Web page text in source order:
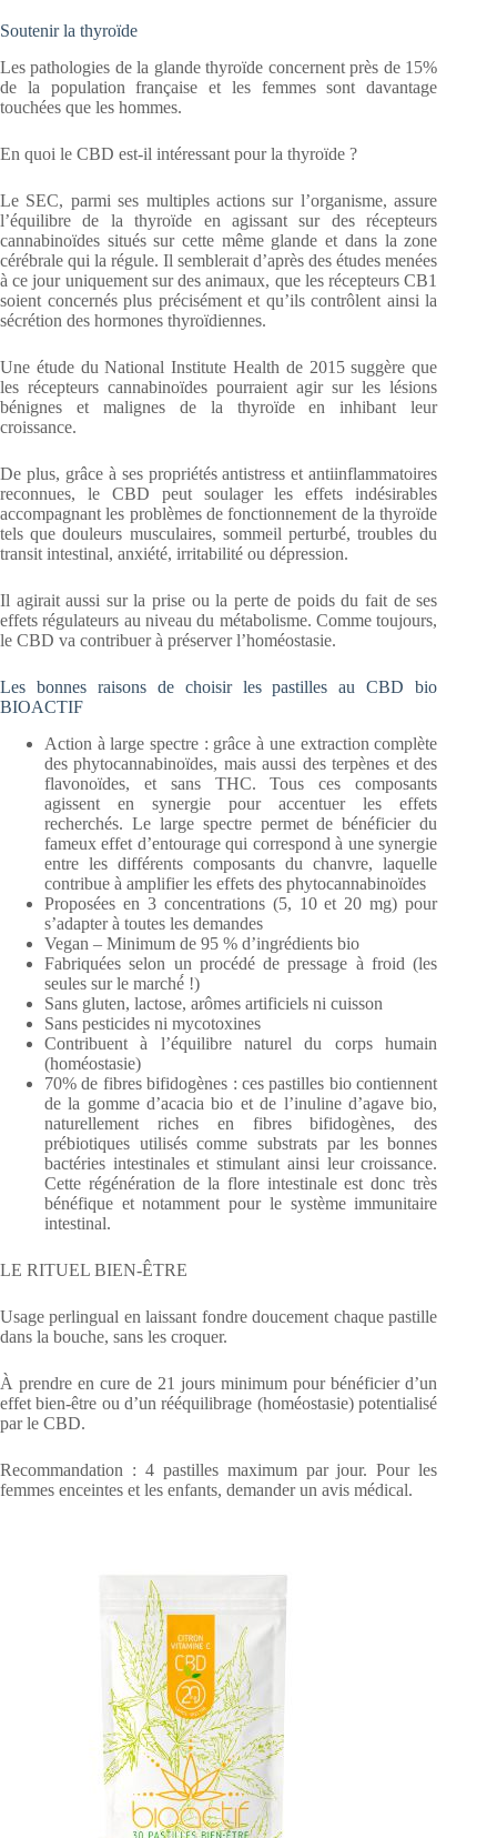
Soutenir la thyroïde
Les pathologies de la glande thyroïde concernent près de 15%
de la population française et les femmes sont davantage
touchées que les hommes.
En quoi le CBD est-il intéressant pour la thyroïde ?
Le SEC, parmi ses multiples actions sur l’organisme, assure
l’équilibre de la thyroïde en agissant sur des récepteurs
cannabinoïdes situés sur cette même glande et dans la zone
cérébrale qui la régule. Il semblerait d’après des études menées
à ce jour uniquement sur des animaux, que les récepteurs CB1
soient concernés plus précisément et qu’ils contrôlent ainsi la
sécrétion des hormones thyroïdiennes.
Une étude du National Institute Health de 2015 suggère que
les récepteurs cannabinoïdes pourraient agir sur les lésions
bénignes et malignes de la thyroïde en inhibant leur
croissance.
De plus, grâce à ses propriétés antistress et antiinflammatoires
reconnues, le CBD peut soulager les effets indésirables
accompagnant les problèmes de fonctionnement de la thyroïde
tels que douleurs musculaires, sommeil perturbé, troubles du
transit intestinal, anxiété, irritabilité ou dépression.
Il agirait aussi sur la prise ou la perte de poids du fait de ses
effets régulateurs au niveau du métabolisme. Comme toujours,
le CBD va contribuer à préserver l’homéostasie.
Les bonnes raisons de choisir les pastilles au CBD bio
BIOACTIF
Action à large spectre : grâce à une extraction complète
des phytocannabinoïdes, mais aussi des terpènes et des
flavonoïdes, et sans THC. Tous ces composants
agissent en synergie pour accentuer les effets
recherchés. Le large spectre permet de bénéficier du
fameux effet d’entourage qui correspond à une synergie
entre les différents composants du chanvre, laquelle
contribue à amplifier les effets des phytocannabinoïdes
Proposées en 3 concentrations (5, 10 et 20 mg) pour
s’adapter à toutes les demandes
Vegan – Minimum de 95 % d’ingrédients bio
Fabriquées selon un procédé de pressage à froid (les
seules sur le marché́ !)
Sans gluten, lactose, arômes artificiels ni cuisson
Sans pesticides ni mycotoxines
Contribuent à l’équilibre naturel du corps humain
(homéostasie)
70% de fibres bifidogènes : ces pastilles bio contiennent
de la gomme d’acacia bio et de l’inuline d’agave bio,
naturellement riches en fibres bifidogènes, des
prébiotiques utilisés comme substrats par les bonnes
bactéries intestinales et stimulant ainsi leur croissance.
Cette régénération de la flore intestinale est donc très
bénéfique et notamment pour le système immunitaire
intestinal.
LE RITUEL BIEN-ÊTRE
Usage perlingual en laissant fondre doucement chaque pastille
dans la bouche, sans les croquer.
À prendre en cure de 21 jours minimum pour bénéficier d’un
effet bien-être ou d’un rééquilibrage (homéostasie) potentialisé
par le CBD.
Recommandation : 4 pastilles maximum par jour. Pour les
femmes enceintes et les enfants, demander un avis médical.